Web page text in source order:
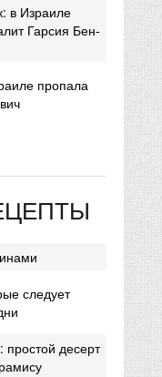
в Израиле
Гарсия Бен-
пропала
следует
простой десерт